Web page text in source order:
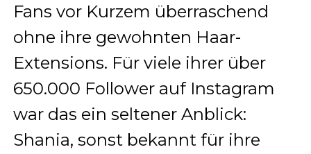
Fans vor Kurzem überraschend
ohne ihre gewohnten Haar-
Extensions. Für viele ihrer über
650.000 Follower auf Instagram
war das ein seltener Anblick:
Shania, sonst bekannt für ihre